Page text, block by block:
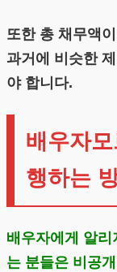
또한 총 채무액
과거에 비슷한
야 합니다.
배우자
행하는
배우자에게 알리
는 분들은 비공